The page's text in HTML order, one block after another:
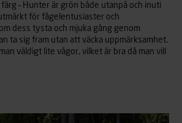
– Hunter är grön både utanpå och inuti
för fågelentusiaster och
dess tysta och mjuka gång genom
ta sig fram utan att väcka uppmärksamhet.
väldigt lite vågor, vilket är bra då man vill